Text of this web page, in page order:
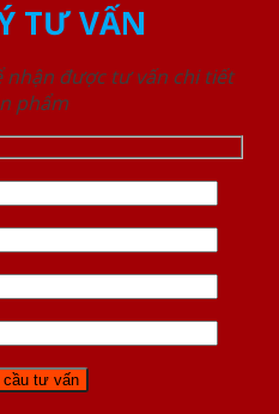
TƯ VẤN
nhận được tư vấn chi tiết
phẩm